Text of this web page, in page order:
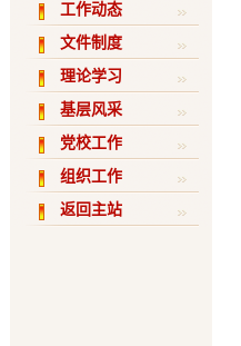
工作动态
文件制度
理论学习
基层风采
党校工作
组织工作
返回主站